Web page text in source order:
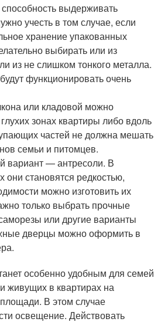
выдерживать
учесть в том случае, если
хранение упакованных
выбирать или из
из не слишком тонкого металла.
функционировать очень
или кладовой можно
зонах квартиры либо вдоль
частей не должна мешать
семьи и питомцев.
вариант — антресоли. В
становятся редкостью,
можно изготовить их
только выбрать прочные
или другие варианты
дверцы можно оформить в
особенно удобным для семей
живущих в квартирах на
В этом случае
освещение. Действовать